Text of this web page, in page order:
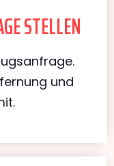
STELLEN
und